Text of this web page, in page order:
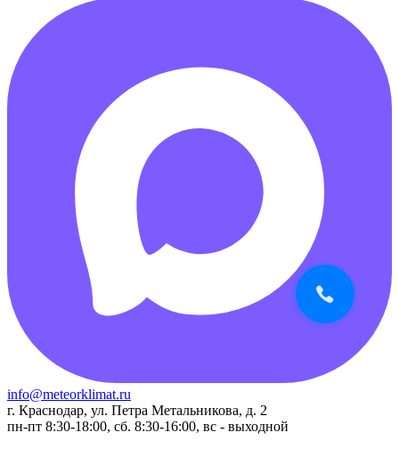
info@meteorklimat.ru
г. Краснодар, ул. Петра Метальникова, д. 2
пн-пт 8:30-18:00, сб. 8:30-16:00, вс - выходной